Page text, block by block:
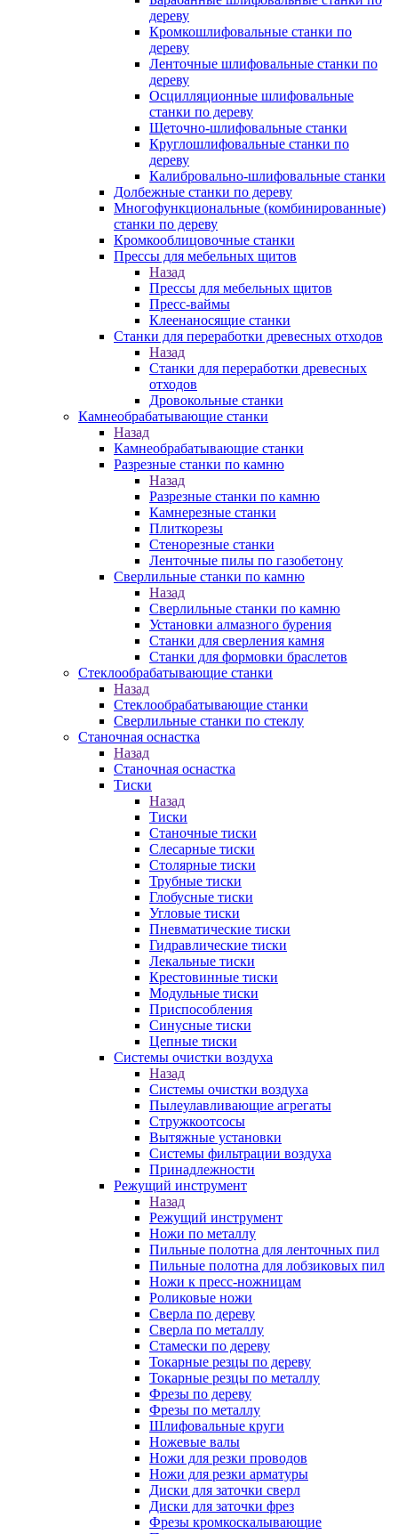
дереву
Кромкошлифовальные станки по
дереву
Ленточные шлифовальные станки по
дереву
Осцилляционные шлифовальные
станки по дереву
Щеточно-шлифовальные станки
Круглошлифовальные станки по
дереву
Калибровально-шлифовальные станки
Долбежные станки по дереву
Многофункциональные (комбинированные)
станки по дереву
Кромкооблицовочные станки
Прессы для мебельных щитов
Назад
Прессы для мебельных щитов
Пресс-ваймы
Клеенаносящие станки
Станки для переработки древесных отходов
Назад
Станки для переработки древесных
отходов
Дровокольные станки
Камнеобрабатывающие станки
Назад
Камнеобрабатывающие станки
Разрезные станки по камню
Назад
Разрезные станки по камню
Камнерезные станки
Плиткорезы
Стенорезные станки
Ленточные пилы по газобетону
Сверлильные станки по камню
Назад
Сверлильные станки по камню
Установки алмазного бурения
Станки для сверления камня
Станки для формовки браслетов
Стеклообрабатывающие станки
Назад
Стеклообрабатывающие станки
Сверлильные станки по стеклу
Станочная оснастка
Назад
Станочная оснастка
Тиски
Назад
Тиски
Станочные тиски
Слесарные тиски
Столярные тиски
Трубные тиски
Глобусные тиски
Угловые тиски
Пневматические тиски
Гидравлические тиски
Лекальные тиски
Крестовинные тиски
Модульные тиски
Приспособления
Синусные тиски
Цепные тиски
Системы очистки воздуха
Назад
Системы очистки воздуха
Пылеулавливающие агрегаты
Стружкоотсосы
Вытяжные установки
Системы фильтрации воздуха
Принадлежности
Режущий инструмент
Назад
Режущий инструмент
Ножи по металлу
Пильные полотна для ленточных пил
Пильные полотна для лобзиковых пил
Ножи к пресс-ножницам
Роликовые ножи
Сверла по дереву
Сверла по металлу
Стамески по дереву
Токарные резцы по дереву
Токарные резцы по металлу
Фрезы по дереву
Фрезы по металлу
Шлифовальные круги
Ножевые валы
Ножи для резки проводов
Ножи для резки арматуры
Диски для заточки сверл
Диски для заточки фрез
Фрезы кромкоскалывающие